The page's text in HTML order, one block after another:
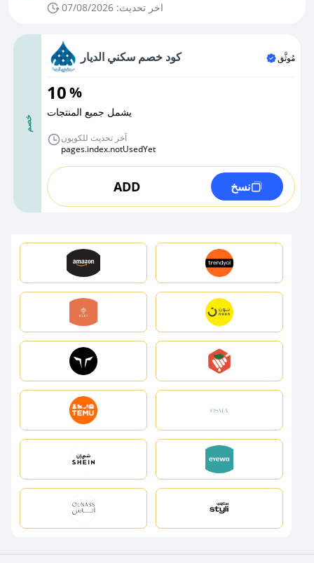
اخر تحديث: 07/08/2026
خصم
كود خصم سكني الديار مُوثَّق
10%
يشمل جميع المنتجات
آخر تحديث للكوبون
pages.index.notUsedYet
ADD نسخ